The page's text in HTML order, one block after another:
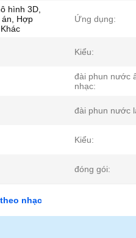
hình 3D,
Hợp
Ứng dụng:
Kiểu:
đài phun nước
nhạc:
đài phun nước
Kiểu:
đóng gói:
nhạc